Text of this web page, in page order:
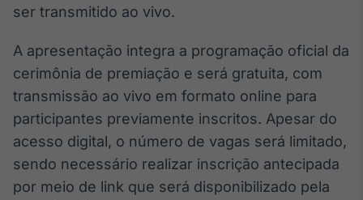
Widgets
Componentes
para conteúdos e
Broadcast
Wallboard
ser transmitido ao vivo.
A apresentação integra a programação oficial da
cerimônia de premiação e será gratuita, com
transmissão ao vivo em formato online para
participantes previamente inscritos. Apesar do
acesso digital, o número de vagas será limitado,
sendo necessário realizar inscrição antecipada
por meio de link que será disponibilizado pela